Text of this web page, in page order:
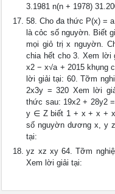
3.1981 n(n + 1978)
58. Cho đa thức P(x) =
là cỏc số nguyờn. Biết
mọi giỏ trị x nguyờn.
chia hết cho 3. Xem lời
x2 − x√a + 2015 khụng
lời giải tại: 60. Tỡm
2x3y = 320 Xem lời
thức sau: 19x2 + 28y2
y ∈ Z biết 1 + x + x +
số nguyờn dương x, y
tại:
yz xz xy 64. Tỡm
Xem lời giải tại: